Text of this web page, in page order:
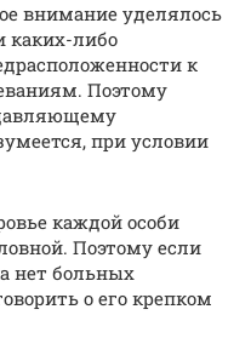
внимание уделялось
каких-либо
к
Поэтому
при условии
каждой особи
Поэтому если
нет больных
о его крепком